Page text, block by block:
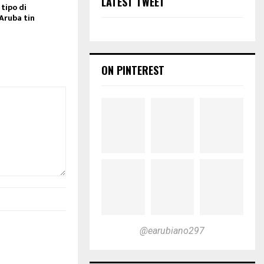
di
tin
ON PINTEREST
@earubiano297